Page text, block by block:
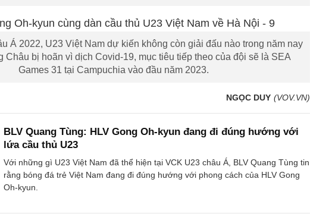
Á 2022, U23 Việt Nam dự kiến không còn giải đấu nào trong năm nay
Châu bị hoãn vì dịch Covid-19, mục tiêu tiếp theo của đội sẽ là SEA
Games 31 tại Campuchia vào đầu năm 2023.
NGỌC DUY (VOV.VN)
BLV Quang Tùng: HLV Gong Oh-kyun đang đi đúng hướng với
lứa cầu thủ U23
Với những gì U23 Việt Nam đã thể hiện tại VCK U23 châu Á, BLV Quang Tùng tin
rằng bóng đá trẻ Việt Nam đang đi đúng hướng với phong cách của HLV Gong
Oh-kyun.